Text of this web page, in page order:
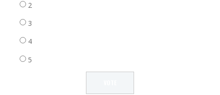
2
3
4
5